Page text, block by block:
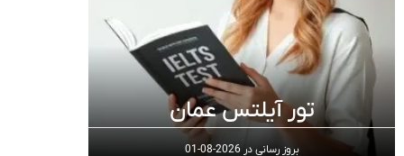
تور آیلتس عمان
بروز رسانی در2026-08-01